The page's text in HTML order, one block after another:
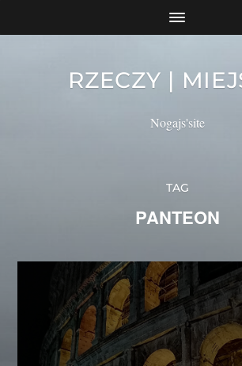
RZECZY |
Nogajs'site
TAG
PANTEON